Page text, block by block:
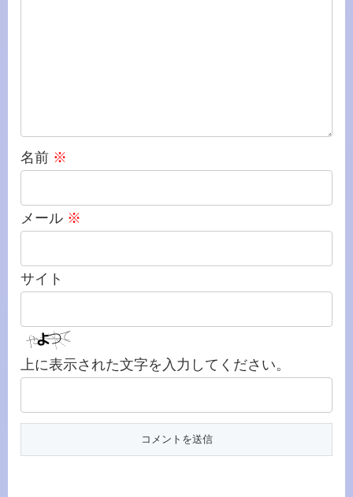
名前 ※
メール ※
サイト
上に表示された文字を入力してください。